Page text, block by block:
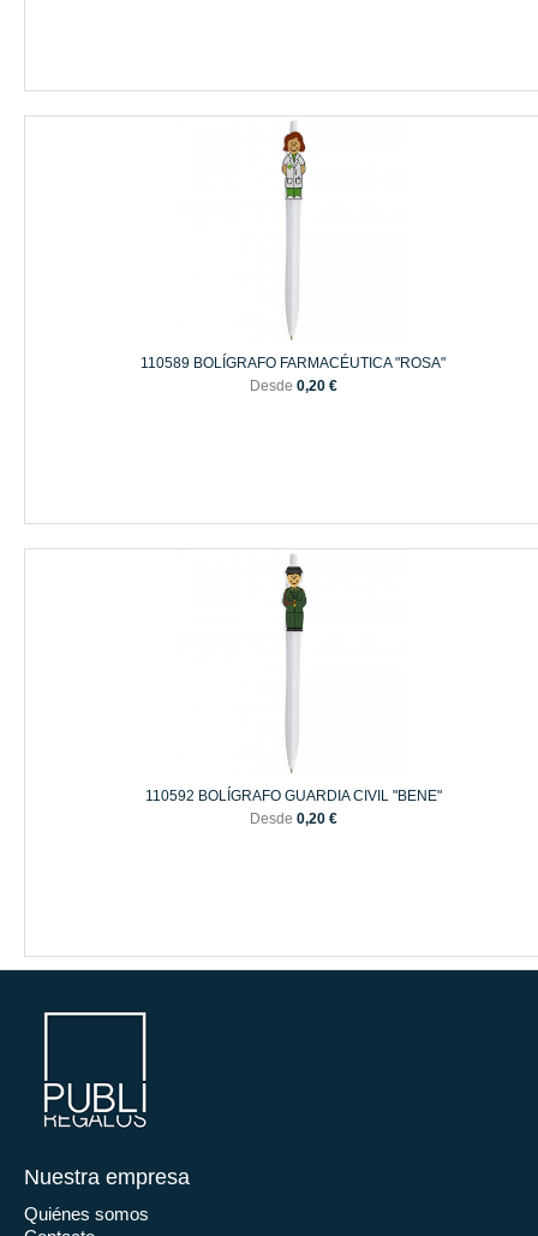
110589 BOLÍGRAFO FARMACÉUTICA "ROSA"
Desde 0,20 €
110592 BOLÍGRAFO GUARDIA CIVIL "BENE"
Desde 0,20 €
Nuestra empresa
Quiénes somos